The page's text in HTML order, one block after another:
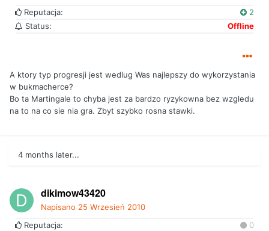
Reputacja:
2
Status:
Offline
A ktory typ progresji jest wedlug Was najlepszy do wykorzystania
w bukmacherce?
Bo ta Martingale to chyba jest za bardzo ryzykowna bez wzgledu
na to na co sie nia gra. Zbyt szybko rosna stawki.
4 months later...
dikimow43420
Napisano 25 Wrzesień 2010
Reputacja:
0